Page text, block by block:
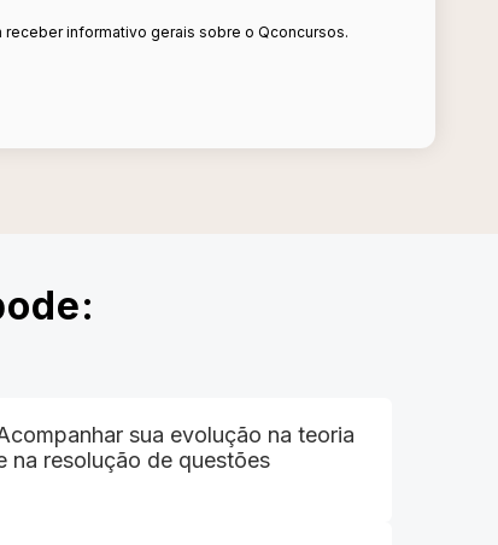
informativo gerais sobre o Qconcursos.
sua evolução na teoria
na resolução de questões